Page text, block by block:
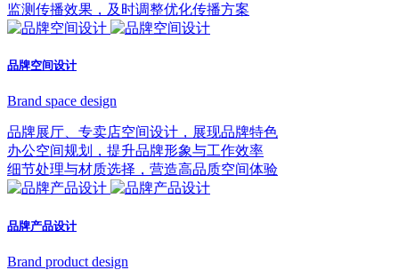
监测传播效果，及时调整优化传播方案
品牌空间设计
Brand space design
品牌展厅、专卖店空间设计，展现品牌特色
办公空间规划，提升品牌形象与工作效率
细节处理与材质选择，营造高品质空间体验
品牌产品设计
Brand product design